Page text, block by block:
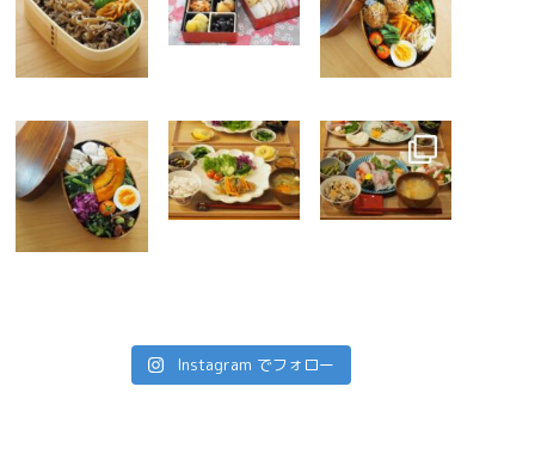
Instagram でフォロー